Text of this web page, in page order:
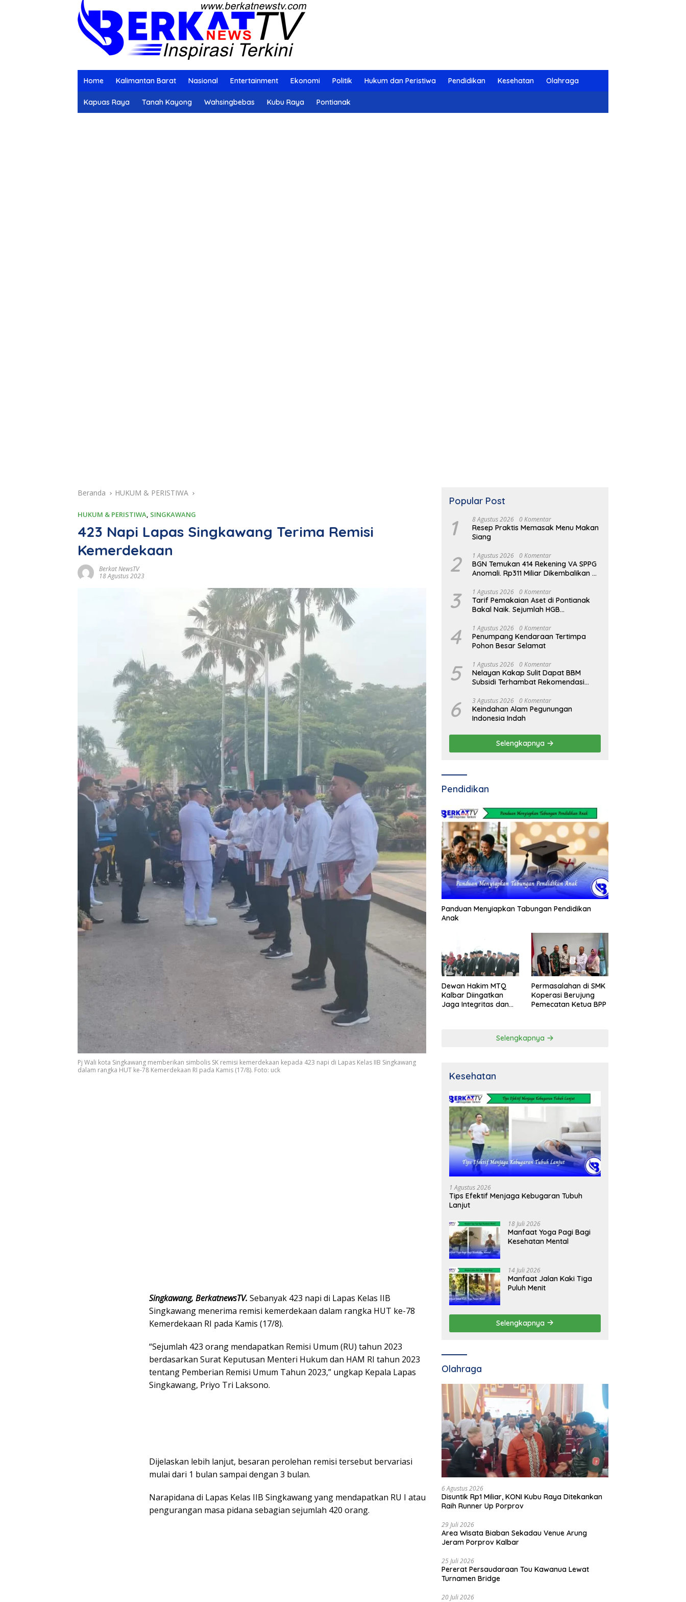
Home Kalimantan Barat Nasional Entertainment Ekonomi Politik Hukum dan Peristiwa Pendidikan Kesehatan Olahraga
Kapuas Raya Tanah Kayong Wahsingbebas Kubu Raya Pontianak
Beranda HUKUM & PERISTIWA
HUKUM & PERISTIWA, SINGKAWANG
423 Napi Lapas Singkawang Terima Remisi
Kemerdekaan
Berkat NewsTV
18 Agustus 2023
Pj Wali kota Singkawang memberikan simbolis SK remisi kemerdekaan kepada 423 napi di Lapas Kelas IIB Singkawang
dalam rangka HUT ke-78 Kemerdekaan RI pada Kamis (17/8). Foto: uck
Singkawang, BerkatnewsTV. Sebanyak 423 napi di Lapas Kelas IIB
Singkawang menerima remisi kemerdekaan dalam rangka HUT ke-78
Kemerdekaan RI pada Kamis (17/8).
“Sejumlah 423 orang mendapatkan Remisi Umum (RU) tahun 2023
berdasarkan Surat Keputusan Menteri Hukum dan HAM RI tahun 2023
tentang Pemberian Remisi Umum Tahun 2023,” ungkap Kepala Lapas
Singkawang, Priyo Tri Laksono.
Dijelaskan lebih lanjut, besaran perolehan remisi tersebut bervariasi
mulai dari 1 bulan sampai dengan 3 bulan.
Narapidana di Lapas Kelas IIB Singkawang yang mendapatkan RU I atau
pengurangan masa pidana sebagian sejumlah 420 orang.
Popular Post
1 8 Agustus 2026 0 Komentar
Resep Praktis Memasak Menu Makan
Siang
2 1 Agustus 2026 0 Komentar
BGN Temukan 414 Rekening VA SPPG
Anomali. Rp311 Miliar Dikembalikan ke
3 1 Agustus 2026 0 Komentar
Tarif Pemakaian Aset di Pontianak
Bakal Naik. Sejumlah HGB
4 1 Agustus 2026 0 Komentar
Penumpang Kendaraan Tertimpa
Pohon Besar Selamat
5 1 Agustus 2026 0 Komentar
Nelayan Kakap Sulit Dapat BBM
Subsidi Terhambat Rekomendasi
6 3 Agustus 2026 0 Komentar
Keindahan Alam Pegunungan
Indonesia Indah
Selengkapnya
Pendidikan
Panduan Menyiapkan Tabungan Pendidikan
Anak
Dewan Hakim MTQ
Kalbar Diingatkan
Jaga Integritas dan
Permasalahan di SMK
Koperasi Berujung
Pemecatan Ketua BPP
Selengkapnya
Kesehatan
1 Agustus 2026
Tips Efektif Menjaga Kebugaran Tubuh
Lanjut
18 Juli 2026
Manfaat Yoga Pagi Bagi
Kesehatan Mental
14 Juli 2026
Manfaat Jalan Kaki Tiga
Puluh Menit
Selengkapnya
Olahraga
6 Agustus 2026
Disuntik Rp1 Miliar, KONI Kubu Raya Ditekankan
Raih Runner Up Porprov
29 Juli 2026
Area Wisata Biaban Sekadau Venue Arung
Jeram Porprov Kalbar
25 Juli 2026
Pererat Persaudaraan Tou Kawanua Lewat
Turnamen Bridge
20 Juli 2026